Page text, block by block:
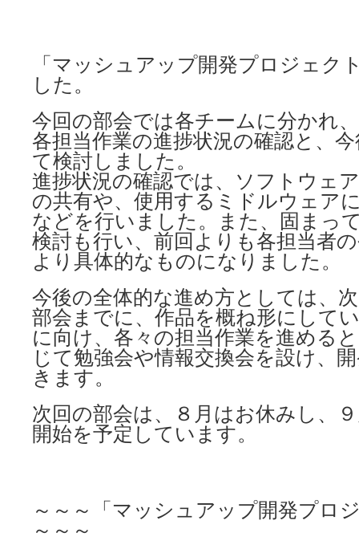
「マッシュアップ開発プロジェク
した。
今回の部会では各チームに分かれ
各担当作業の進捗状況の確認と、
て検討しました。
進捗状況の確認では、ソフトウェ
の共有や、使用するミドルウェア
などを行いました。また、固まっ
検討も行い、前回よりも各担当者
より具体的なものになりました。
今後の全体的な進め方としては、
部会までに、作品を概ね形にして
に向け、各々の担当作業を進める
じて勉強会や情報交換会を設け、
きます。
次回の部会は、８月はお休みし、
開始を予定しています。
～～～「マッシュアップ開発プロ
～～～